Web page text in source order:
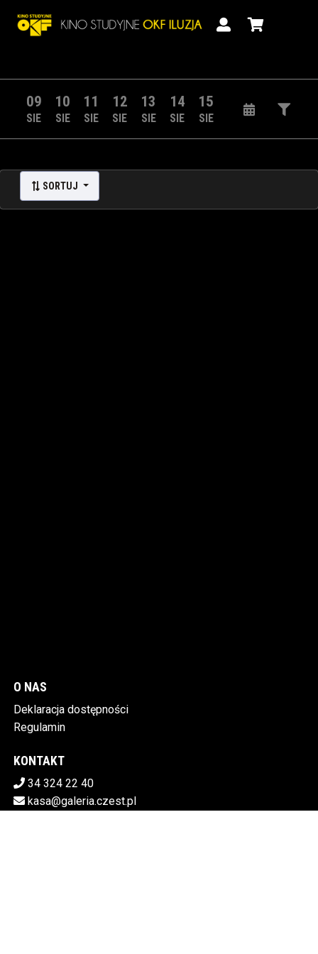
09
SIE
10
SIE
11
SIE
12
SIE
13
SIE
14
SIE
15
SIE
SORTUJ
O NAS
Deklaracja dostępności
Regulamin
KONTAKT
34 324 22 40
kasa@galeria.czest.pl